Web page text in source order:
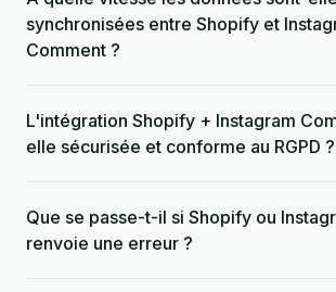
synchronisées entre Shopify et
Comment ?
L'intégration Shopify + Instagram
elle sécurisée et conforme au RGPD ?
Que se passe-t-il si Shopify ou
renvoie une erreur ?